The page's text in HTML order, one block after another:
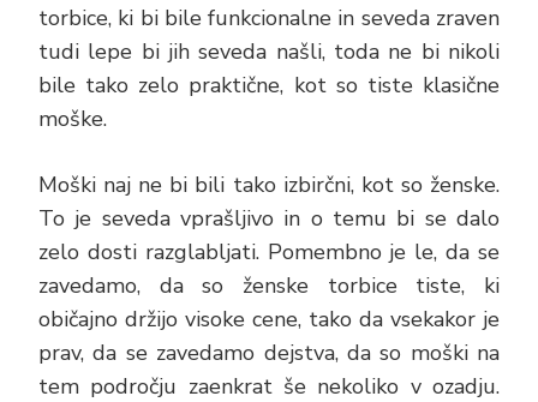
torbice, ki bi bile funkcionalne in seveda zraven
tudi lepe bi jih seveda našli, toda ne bi nikoli
bile tako zelo praktične, kot so tiste klasične
moške.
Moški naj ne bi bili tako izbirčni, kot so ženske.
To je seveda vprašljivo in o temu bi se dalo
zelo dosti razglabljati. Pomembno je le, da se
zavedamo, da so ženske torbice tiste, ki
običajno držijo visoke cene, tako da vsekakor je
prav, da se zavedamo dejstva, da so moški na
tem področju zaenkrat še nekoliko v ozadju.